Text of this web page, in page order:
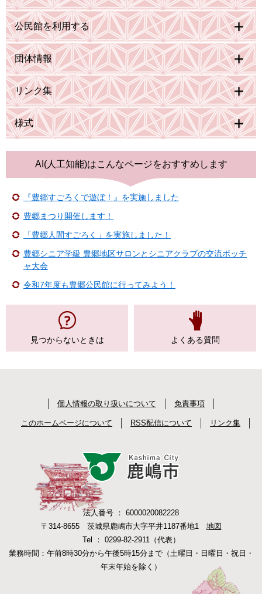
公民館を利用する
団体情報
リンク集
様式
AI(人工知能)はこんなページをおすすめします
『豊郷すごろくで遊ぼ！』を実施しました
豊郷まつり開催します！
「豊郷人間すごろく」を実施しました！
豊郷シニア学級 豊郷地区サロンとシニアクラブの交流ボッチ
ャ大会
令和7年度も豊郷公民館に行ってみよう！
見つからないときは よくある質問
個人情報の取り扱いについて 免責事項
このホームページについて RSS配信について リンク集
法人番号 ： 6000020082228
〒314-8655 茨城県鹿嶋市大字平井1187番地1 地図
Tel ： 0299-82-2911（代表）
業務時間：午前8時30分から午後5時15分まで（土曜日・日曜日・祝日・
年末年始を除く）